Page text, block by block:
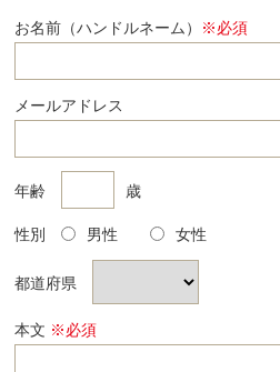
お名前（ハンドルネーム） ※必須
メールアドレス
年齢 歳
性別 男性 女性
都道府県
本文 ※必須